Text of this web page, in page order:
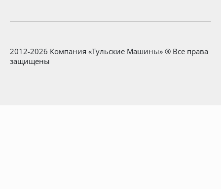
2012-2026 Компания «Тульские Машины» ® Все права
защищены